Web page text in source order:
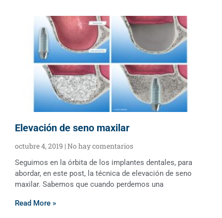
Elevación de seno maxilar
octubre 4, 2019 No hay comentarios
Seguimos en la órbita de los implantes dentales, para
abordar, en este post, la técnica de elevación de seno
maxilar. Sabemos que cuando perdemos una
Read More »